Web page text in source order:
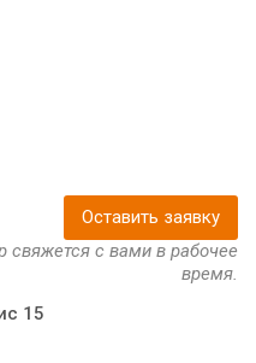
Оставить заявку
свяжется с вами в рабочее
время.
15